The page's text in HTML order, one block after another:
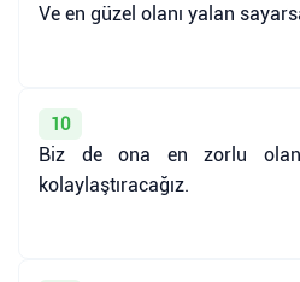
Ve en güzel olanı yalan
10
Biz de ona en zorlu olanı
kolaylaştıracağız.